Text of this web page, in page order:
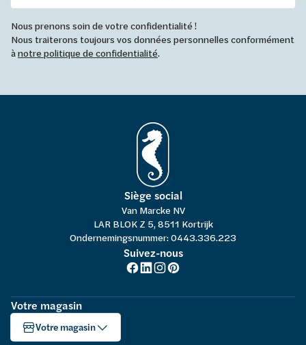
Nous prenons soin de votre confidentialité !
Nous traiterons toujours vos données personnelles conformément
ànotre politique de confidentialité.
Siège social
Van Marcke NV
LAR BLOK Z 5, 8511 Kortrijk
Ondernemingsnummer: 0443.336.223
Suivez-nous
Votre magasin
Votre magasin